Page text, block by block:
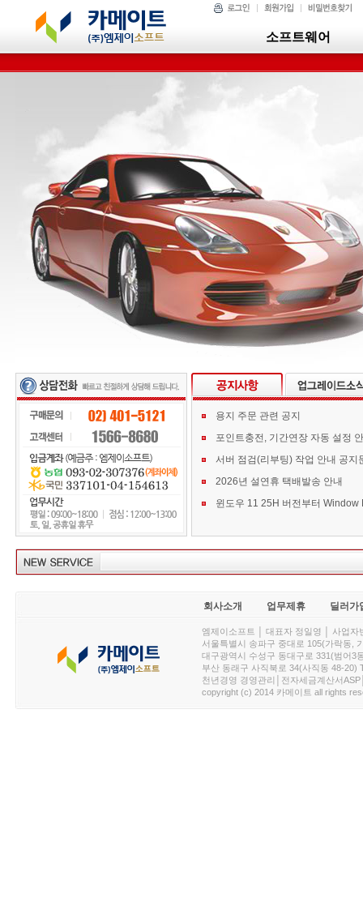
소프트웨어
용지 주문 관련 공지
포인트충전, 기간연장 자동 설정
서버 점검(리부팅) 작업 안내 공지
2026년 설연휴 택배발송 안내
회사소개 업무제휴 딜러가
엠제이소프트 │ 대표자 정일영 │ 사업
서울특별시 송파구 중대로 105(가락동,
대구광역시 수성구 동대구로 331(범어3
부산 동래구 사직북로 34(사직동 48-20)
천년경영 경영관리│전자세금계산서
copyright (c) 2014 카메이트 all rights